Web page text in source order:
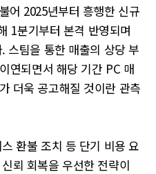
어 2025년부터 흥행한 신규
1분기부터 본격 반영되며
스팀을 통한 매출의 상당 부
연되면서 해당 기간 PC 매
더욱 공고해질 것이란 관측
환불 조치 등 단기 비용 요
뢰 회복을 우선한 전략이